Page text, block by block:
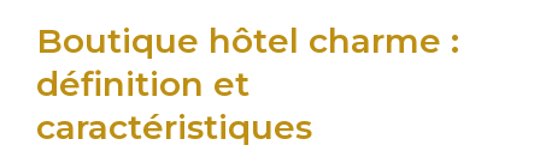
Boutique hôtel charme :
définition et
caractéristiques